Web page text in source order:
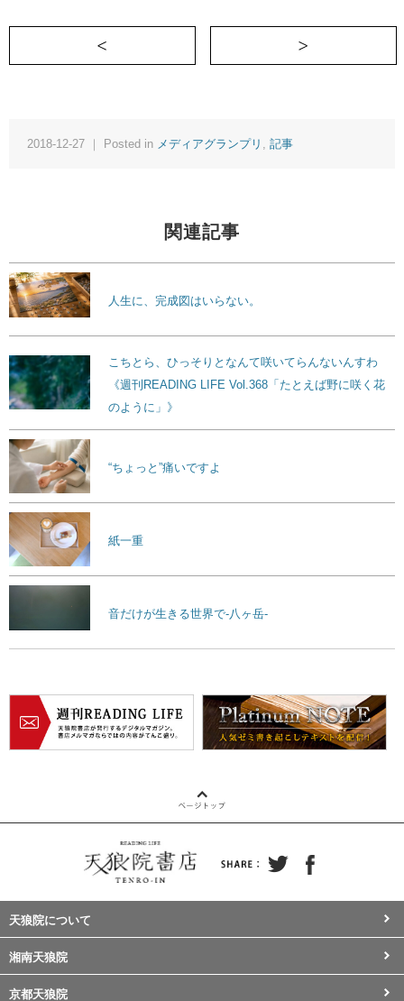
＜ 飲みニュケーションに参加しない私を
2018-12-27 ｜ Posted in メディアグランプリ 記事
関連記事
人生に、完成図はいらない。
こちとら、ひっそりとなんて咲いてらんないんすわ
《週刊READING LIFE Vol.368「たとえば野に咲く花
のように」》
“ちょっと”痛いですよ
紙一重
音だけが生きる世界で-八ヶ岳-
天狼院について
湘南天狼院
京都天狼院